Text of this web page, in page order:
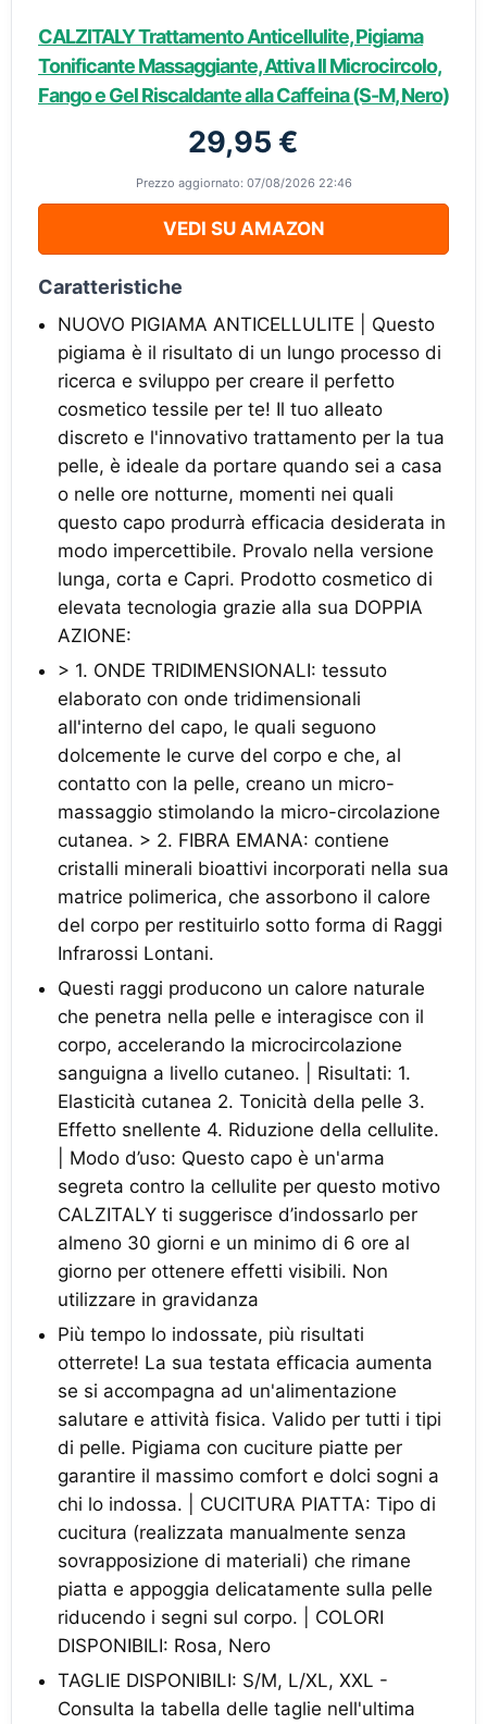
CALZITALY Trattamento Anticellulite, Pigiama
Tonificante Massaggiante, Attiva Il Microcircolo,
Fango e Gel Riscaldante alla Caffeina (S-M, Nero)
29,95 €
Prezzo aggiornato: 07/08/2026 22:46
VEDI SU AMAZON
Caratteristiche
NUOVO PIGIAMA ANTICELLULITE | Questo
pigiama è il risultato di un lungo processo di
ricerca e sviluppo per creare il perfetto
cosmetico tessile per te! Il tuo alleato
discreto e l'innovativo trattamento per la tua
pelle, è ideale da portare quando sei a casa
o nelle ore notturne, momenti nei quali
questo capo produrrà efficacia desiderata in
modo impercettibile. Provalo nella versione
lunga, corta e Capri. Prodotto cosmetico di
elevata tecnologia grazie alla sua DOPPIA
AZIONE:
> 1. ONDE TRIDIMENSIONALI: tessuto
elaborato con onde tridimensionali
all'interno del capo, le quali seguono
dolcemente le curve del corpo e che, al
contatto con la pelle, creano un micro-
massaggio stimolando la micro-circolazione
cutanea. > 2. FIBRA EMANA: contiene
cristalli minerali bioattivi incorporati nella sua
matrice polimerica, che assorbono il calore
del corpo per restituirlo sotto forma di Raggi
Infrarossi Lontani.
Questi raggi producono un calore naturale
che penetra nella pelle e interagisce con il
corpo, accelerando la microcircolazione
sanguigna a livello cutaneo. | Risultati: 1.
Elasticità cutanea 2. Tonicità della pelle 3.
Effetto snellente 4. Riduzione della cellulite.
| Modo d’uso: Questo capo è un'arma
segreta contro la cellulite per questo motivo
CALZITALY ti suggerisce d’indossarlo per
almeno 30 giorni e un minimo di 6 ore al
giorno per ottenere effetti visibili. Non
utilizzare in gravidanza
Più tempo lo indossate, più risultati
otterrete! La sua testata efficacia aumenta
se si accompagna ad un'alimentazione
salutare e attività fisica. Valido per tutti i tipi
di pelle. Pigiama con cuciture piatte per
garantire il massimo comfort e dolci sogni a
chi lo indossa. | CUCITURA PIATTA: Tipo di
cucitura (realizzata manualmente senza
sovrapposizione di materiali) che rimane
piatta e appoggia delicatamente sulla pelle
riducendo i segni sul corpo. | COLORI
DISPONIBILI: Rosa, Nero
TAGLIE DISPONIBILI: S/M, L/XL, XXL -
Consulta la tabella delle taglie nell'ultima